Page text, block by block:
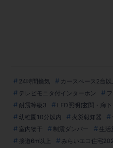
24時間換気 カースペース2台以
テレビモニタ付インターホン
耐震等級3
LED照明(玄関・廊
幼稚園10分以内
火災報知器
室内物干
制震ダンパー 生活
接道6m以上
みらいエコ住宅